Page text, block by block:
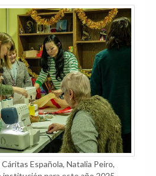
Española, Natalia Peiro,